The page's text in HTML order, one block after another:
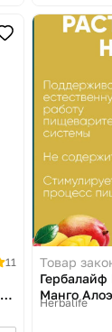
11
Товар
Гербалайф
Манго Алоэ
Herbalife